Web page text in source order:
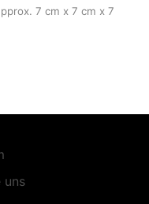
7 cm x 7 cm x 7
uns